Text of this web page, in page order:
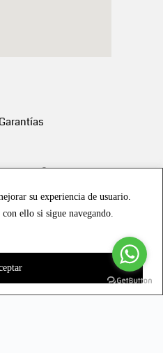
su experiencia de usuario.
ello si sigue navegando.
en 3 cuotas
- Vialmotor